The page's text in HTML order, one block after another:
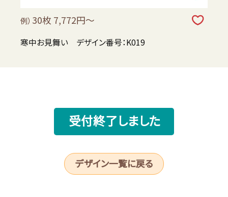
例） 30枚 7,772円～
寒中お見舞い デザイン番号：K019
受付終了しました
デザイン一覧に戻る